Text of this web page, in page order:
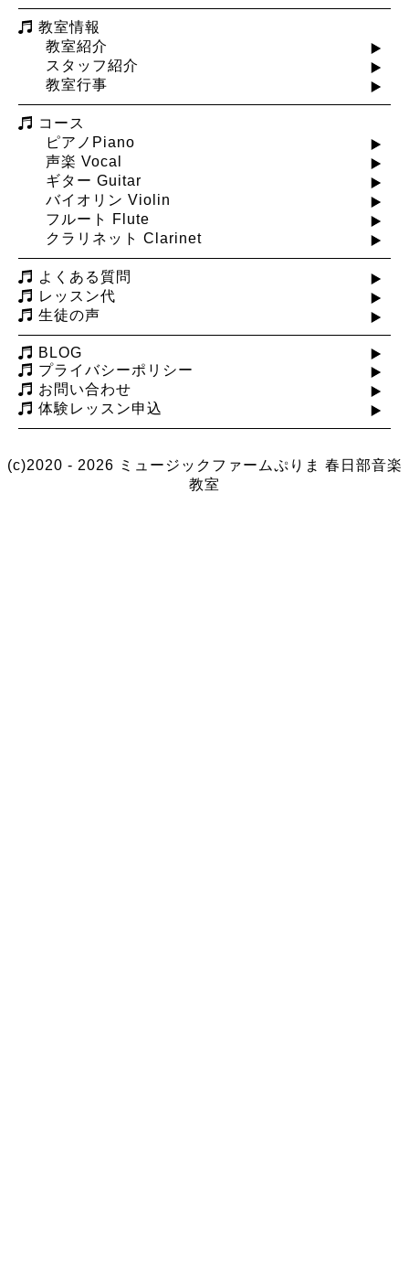
教室情報
教室紹介
スタッフ紹介
教室行事
コース
ピアノPiano
声楽 Vocal
ギター Guitar
バイオリン Violin
フルート Flute
クラリネット Clarinet
よくある質問
レッスン代
生徒の声
BLOG
プライバシーポリシー
お問い合わせ
体験レッスン申込
(c)2020 - 2026 ミュージックファームぷりま 春日部音楽
教室